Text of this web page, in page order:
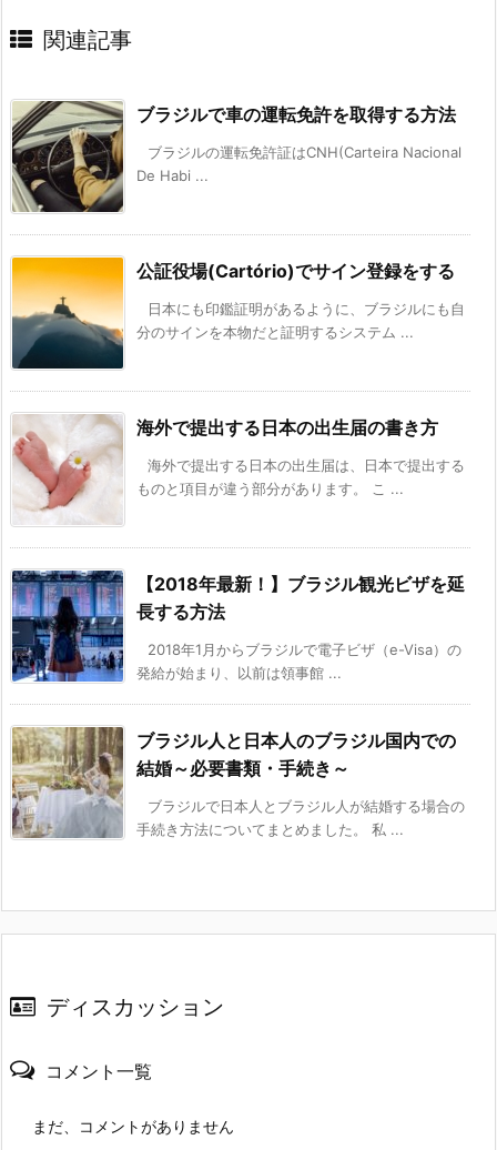
関連記事
ブラジルで車の運転免許を取得する方法
ブラジルの運転免許証はCNH(Carteira Nacional
De Habi ...
公証役場(Cartório)でサイン登録をする
日本にも印鑑証明があるように、ブラジルにも自
分のサインを本物だと証明するシステム ...
海外で提出する日本の出生届の書き方
海外で提出する日本の出生届は、日本で提出する
ものと項目が違う部分があります。 こ ...
【2018年最新！】ブラジル観光ビザを延
長する方法
2018年1月からブラジルで電子ビザ（e-Visa）の
発給が始まり、以前は領事館 ...
ブラジル人と日本人のブラジル国内での
結婚～必要書類・手続き～
ブラジルで日本人とブラジル人が結婚する場合の
手続き方法についてまとめました。 私 ...
ディスカッション
コメント一覧
まだ、コメントがありません